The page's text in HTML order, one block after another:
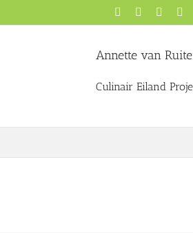
Facebook
Annette van
Culinair Eiland